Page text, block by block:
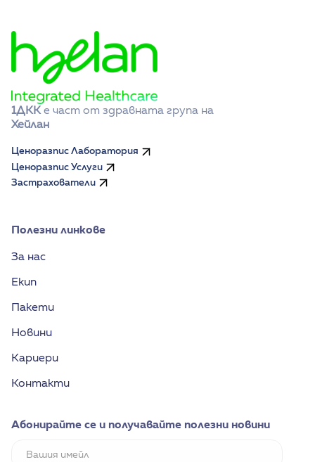
1ДКК
Хейлан
Ценоразпис Лаборатория
Ценоразпис Услуги
Застрахователи
Полезни линкове
За нас
Екип
Пакети
Новини
Кариери
Контакти
Абонирайте се и получавайте полезни новини